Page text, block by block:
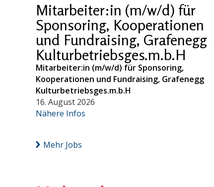
Mitarbeiter:in (m/w/d) für
Sponsoring, Kooperationen
und Fundraising, Grafenegg
Kulturbetriebsges.m.b.H
Mitarbeiter:in (m/w/d) für Sponsoring,
Kooperationen und Fundraising, Grafenegg
Kulturbetriebsges.m.b.H
16. August 2026
Nähere Infos
Mehr Jobs